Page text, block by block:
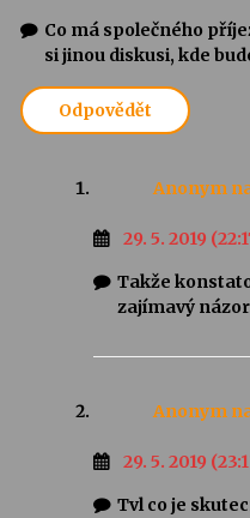
Co má společného
si jinou diskusi, kde
Odpovědět
Anonym
29. 5. 2019
Takže
zajímavý
Anonym
29. 5. 2019
Tvl co je